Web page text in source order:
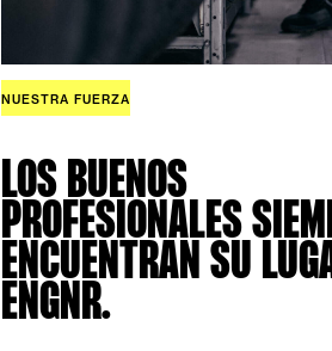
NUESTRA FUERZA
LOS BUENOS
PROFESIONALES
ENCUENTRAN SU
ENGNR.